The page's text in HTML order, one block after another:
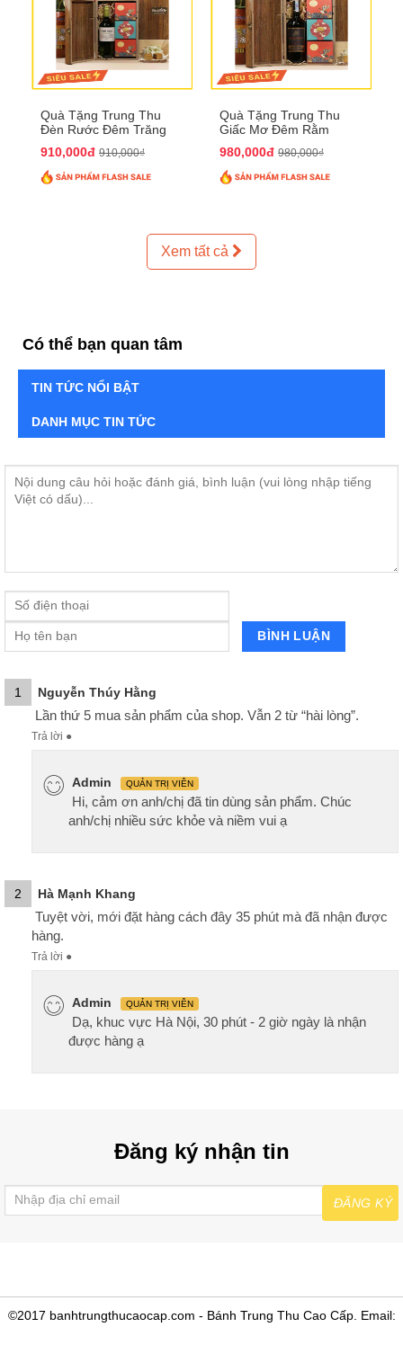
Quà Tặng Trung Thu
Đèn Rước Đêm Trăng
910,000đ 910,000₫
Quà Tặng Trung Thu
Giấc Mơ Đêm Rằm
980,000đ 980,000₫
Xem tất cả
Có thể bạn quan tâm
TIN TỨC NỔI BẬT
DANH MỤC TIN TỨC
1 Nguyễn Thúy Hằng
Lần thứ 5 mua sản phẩm của shop. Vẫn 2 từ “hài lòng”.
Trả lời ●
Admin QUẢN TRỊ VIÊN
Hi, cảm ơn anh/chị đã tin dùng sản phẩm. Chúc
anh/chị nhiều sức khỏe và niềm vui ạ
2 Hà Mạnh Khang
Tuyệt vời, mới đặt hàng cách đây 35 phút mà đã nhận được
hàng.
Trả lời ●
Admin QUẢN TRỊ VIÊN
Dạ, khuc vực Hà Nội, 30 phút - 2 giờ ngày là nhận
được hàng ạ
Đăng ký nhận tin
ĐĂNG KÝ
©2017 banhtrungthucaocap.com - Bánh Trung Thu Cao Cấp. Email: